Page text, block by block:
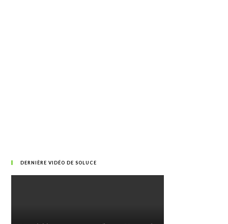
DERNIÈRE VIDÉO DE SOLUCE